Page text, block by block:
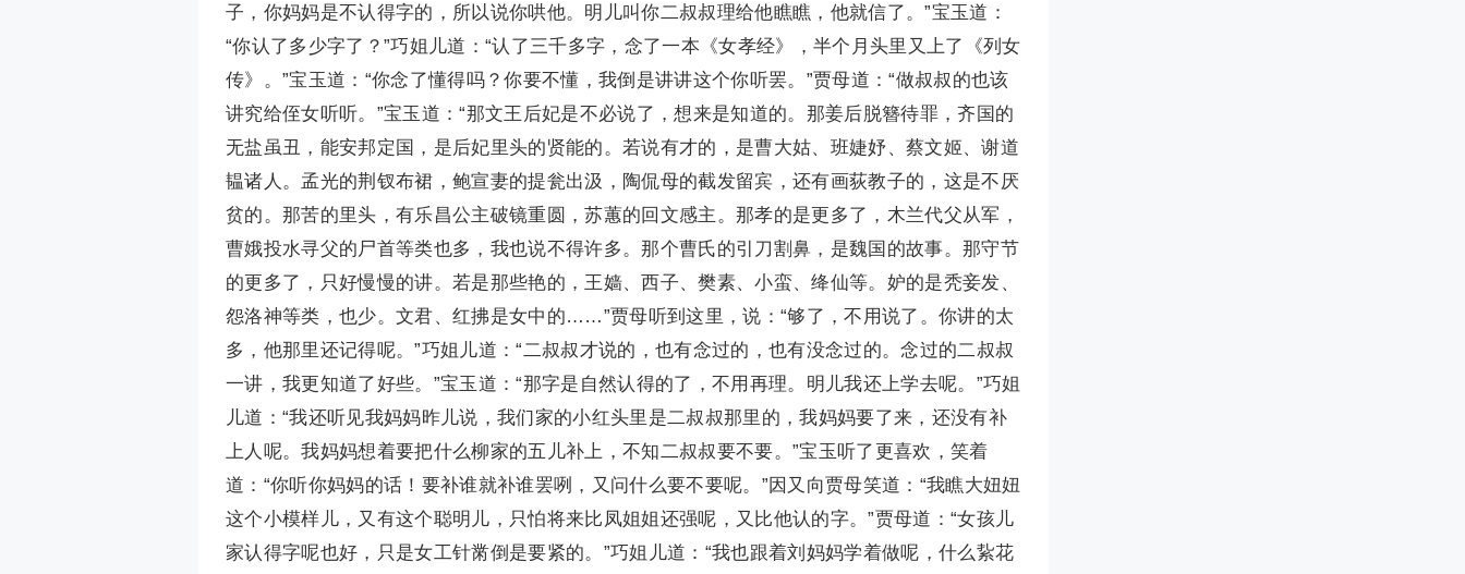
子，你妈妈是不认得字的，所以说你哄他。明儿叫你二叔叔理给他瞧瞧，他就信了。”宝玉道：
“你认了多少字了？”巧姐儿道：“认了三千多字，念了一本《女孝经》，半个月头里又上了《列女
传》。”宝玉道：“你念了懂得吗？你要不懂，我倒是讲讲这个你听罢。”贾母道：“做叔叔的也该
讲究给侄女听听。”宝玉道：“那文王后妃是不必说了，想来是知道的。那姜后脱簪待罪，齐国的
无盐虽丑，能安邦定国，是后妃里头的贤能的。若说有才的，是曹大姑、班婕妤、蔡文姬、谢道
韫诸人。孟光的荆钗布裙，鲍宣妻的提瓮出汲，陶侃母的截发留宾，还有画荻教子的，这是不厌
贫的。那苦的里头，有乐昌公主破镜重圆，苏蕙的回文感主。那孝的是更多了，木兰代父从军，
曹娥投水寻父的尸首等类也多，我也说不得许多。那个曹氏的引刀割鼻，是魏国的故事。那守节
的更多了，只好慢慢的讲。若是那些艳的，王嫱、西子、樊素、小蛮、绛仙等。妒的是秃妾发、
怨洛神等类，也少。文君、红拂是女中的……”贾母听到这里，说：“够了，不用说了。你讲的太
多，他那里还记得呢。”巧姐儿道：“二叔叔才说的，也有念过的，也有没念过的。念过的二叔叔
一讲，我更知道了好些。”宝玉道：“那字是自然认得的了，不用再理。明儿我还上学去呢。”巧姐
儿道：“我还听见我妈妈昨儿说，我们家的小红头里是二叔叔那里的，我妈妈要了来，还没有补
上人呢。我妈妈想着要把什么柳家的五儿补上，不知二叔叔要不要。”宝玉听了更喜欢，笑着
道：“你听你妈妈的话！要补谁就补谁罢咧，又问什么要不要呢。”因又向贾母笑道：“我瞧大妞妞
这个小模样儿，又有这个聪明儿，只怕将来比凤姐姐还强呢，又比他认的字。”贾母道：“女孩儿
家认得字呢也好，只是女工针黹倒是要紧的。”巧姐儿道：“我也跟着刘妈妈学着做呢，什么紥花